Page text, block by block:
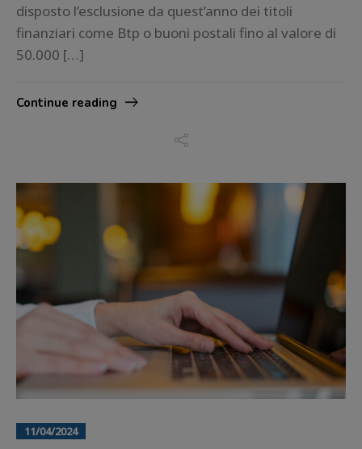
disposto l’esclusione da quest’anno dei titoli
finanziari come Btp o buoni postali fino al valore di
50.000 […]
Continue reading
11/04/2024